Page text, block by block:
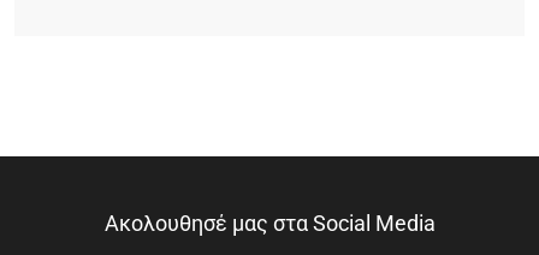
Ακολουθησέ μας στα Social Media